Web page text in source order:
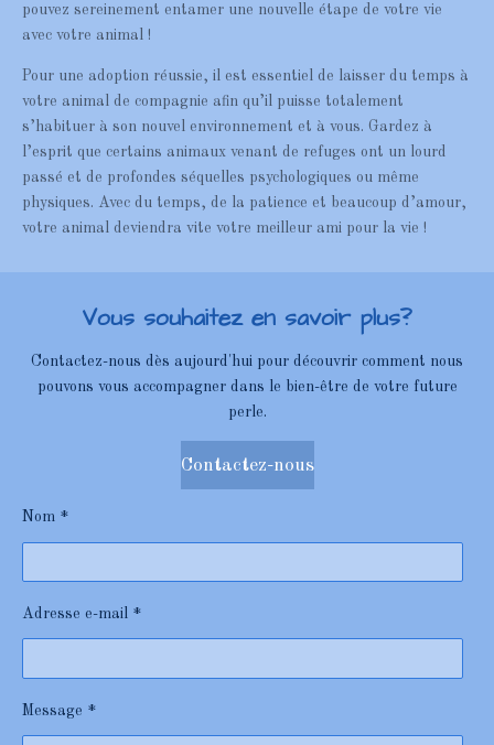
pouvez sereinement entamer une nouvelle étape de votre vie
avec votre animal !
Pour une adoption réussie, il est essentiel de laisser du temps à
votre animal de compagnie afin qu’il puisse totalement
s’habituer à son nouvel environnement et à vous. Gardez à
l’esprit que certains animaux venant de refuges ont un lourd
passé et de profondes séquelles psychologiques ou même
physiques. Avec du temps, de la patience et beaucoup d’amour,
votre animal deviendra vite votre meilleur ami pour la vie !
Vous souhaitez en savoir plus?
Contactez-nous dès aujourd'hui pour découvrir comment nous
pouvons vous accompagner dans le bien-être de votre future
perle.
Contactez-nous
Nom *
Adresse e-mail *
Message *